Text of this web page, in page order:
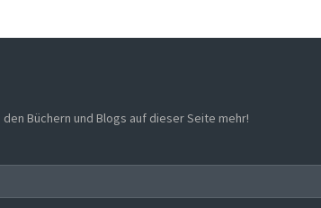
Büchern und Blogs auf dieser Seite mehr!